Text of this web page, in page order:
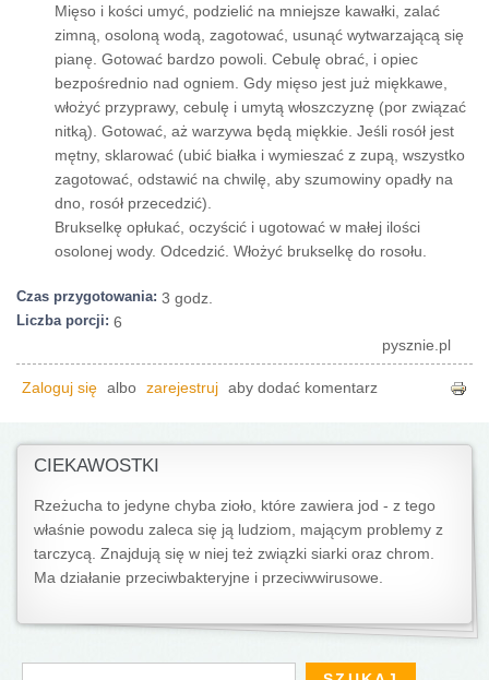
Mięso i kości umyć, podzielić na mniejsze kawałki, zalać
zimną, osoloną wodą, zagotować, usunąć wytwarzającą się
pianę. Gotować bardzo powoli. Cebulę obrać, i opiec
bezpośrednio nad ogniem. Gdy mięso jest już miękkawe,
włożyć przyprawy, cebulę i umytą włoszczyznę (por związać
nitką). Gotować, aż warzywa będą miękkie. Jeśli rosół jest
mętny, sklarować (ubić białka i wymieszać z zupą, wszystko
zagotować, odstawić na chwilę, aby szumowiny opadły na
dno, rosół przecedzić).
Brukselkę opłukać, oczyścić i ugotować w małej ilości
osolonej wody. Odcedzić. Włożyć brukselkę do rosołu.
Czas przygotowania: 3 godz.
Liczba porcji: 6
pysznie.pl
Zaloguj się albo zarejestruj aby dodać komentarz
CIEKAWOSTKI
Rzeżucha to jedyne chyba zioło, które zawiera jod - z tego
właśnie powodu zaleca się ją ludziom, mającym problemy z
tarczycą. Znajdują się w niej też związki siarki oraz chrom.
Ma działanie przeciwbakteryjne i przeciwwirusowe.
Formularz wyszukiwania
Szukaj